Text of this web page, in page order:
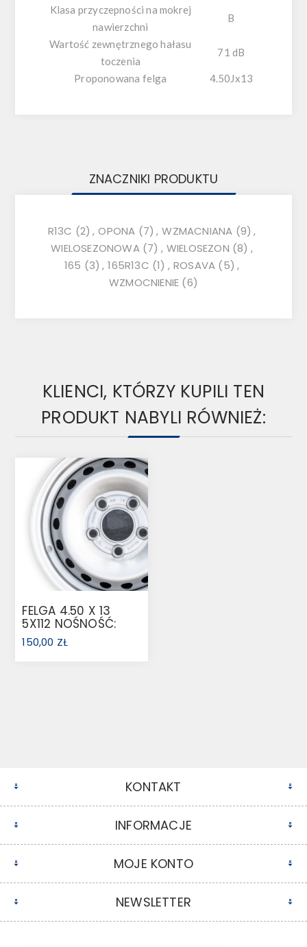
Klasa przyczepności na mokrej
nawierzchni
B
Wartość zewnętrznego hałasu
toczenia
71 dB
Proponowana felga 4.50Jx13
ZNACZNIKI PRODUKTU
R13C (2) , OPONA (7) , WZMACNIANA (9) ,
WIELOSEZONOWA (7) , WIELOSEZON (8) ,
165 (3) , 165R13C (1) , ROSAVA (5) ,
WZMOCNIENIE (6)
KLIENCI, KTÓRZY KUPILI TEN
PRODUKT NABYLI RÓWNIEŻ:
FELGA 4.50 X 13
5X112 NOŚNOŚĆ:
710KG
150,00 ZŁ
KONTAKT
INFORMACJE
MOJE KONTO
NEWSLETTER